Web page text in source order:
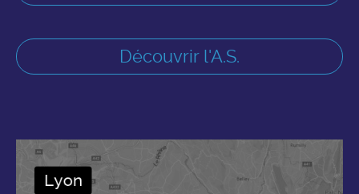
Découvrir l'A.S.